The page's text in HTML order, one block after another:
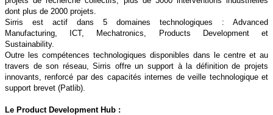
dont plus de 2000 projets.
Sirris est actif dans 5 domaines technologiques : Advanced
Manufacturing, ICT, Mechatronics, Products Development et
Sustainability.
Outre les compétences technologiques disponibles dans le centre et au
travers de son réseau, Sirris offre un support à la définition de projets
innovants, renforcé par des capacités internes de veille technologique et
support brevet (Patlib).
Le Product Development Hub :